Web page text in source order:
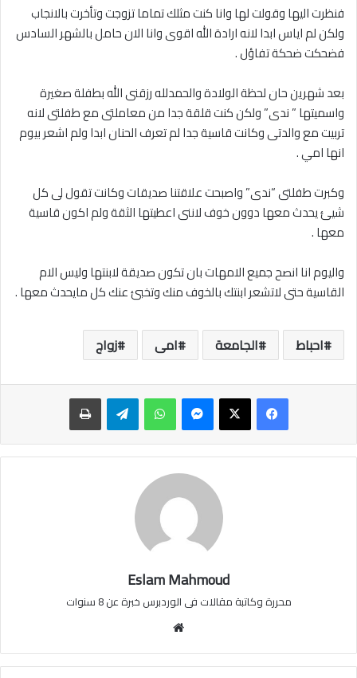
فنظرت اليها وقولت لها وانا كنت مثلك تماما تزوجت وتأخرت بالانجاب
ولكن لم اياس ابدا لانه ارادة الله اقوى وانا الان حامل بالشهر السادس
فضحكت ضحكة تفاؤل .
بعد شهرين حان لحظة الولادة والحمدلله رزقنى الله بطفلة صغيرة
واسميتها ” ندى” ولكن كنت قلقة جدا من معاملتى مع طفلتى لانه
تربيت مع والدتى وكانت قاسية جدا لم تعرف الحنان ابدا ولم اشعر بيوم
انها امي .
وكبرت طفلتى “ندى” واصبحت علاقتنا صديقات وكانت تقول لى كل
شيئ يحدث معها دوون خوف لاننى اعطيتها الثقة ولم اكون قاسية
معها .
واليوم انا انصح جميع الامهات بان تكون صديقة لابنتها وليس الام
القاسية حتى لاتشعر ابنتك بالخوف منك وتخبئ عنك كل مايحدث معها .
احباط الجامعة امى زواج
ماسنجر واتساب تيلقرام
Eslam Mahmoud
محررة وكاتبة مقالات فى الوردبرس خبرة عن 8 سنوات